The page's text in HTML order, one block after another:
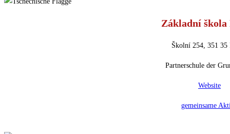
Základní škola
Školní 254, 351 35
Partnerschule der
Website
gemeinsame